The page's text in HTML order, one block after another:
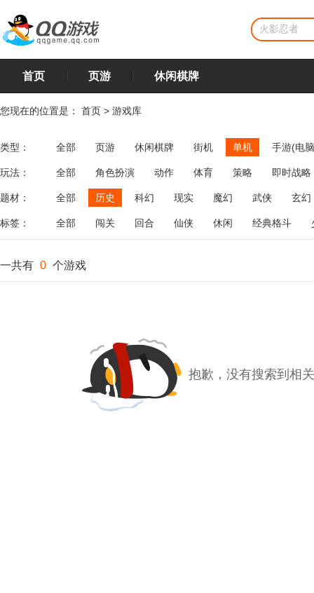
首页 页游 休闲棋牌
您现在的位置是： 首页 > 游戏库
类型： 全部 页游 休闲棋牌 街机 单机 手游(电
玩法： 全部 角色扮演 动作 体育 策略
即时战略
飞行
恋爱 第三人称射击 棋类 牌类 麻将
题材： 全部 历史 科幻 现实 魔幻 武侠 玄幻
标签： 全部 闯关 回合 仙侠 休闲 经典格斗
一共有 0 个游戏
抱歉，没有搜索到相